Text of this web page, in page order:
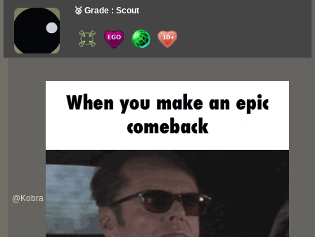
🥉 Grade : Scout
@ Kobra